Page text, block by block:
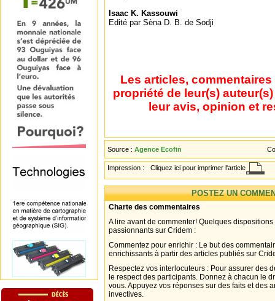
Isaac K. Kassouwi
Edité par Sèna D. B. de Sodji
Les articles,
propriété de leur(s)
leur avis, opinion et
Source : Agence Ecofin
Impression : Cliquez ici pour imprimer l'article
POSTEZ UN
Charte des commentaires
A lire avant de commenter! Quelques
passionnants sur Cridem :
Commentez pour enrichir : Le but des
enrichissants à partir des articles publiés sur
Respectez vos interlocuteurs : Pour assurer des
le respect des participants. Donnez à chacun le
vous. Appuyez vos réponses sur des faits et des
invectives.